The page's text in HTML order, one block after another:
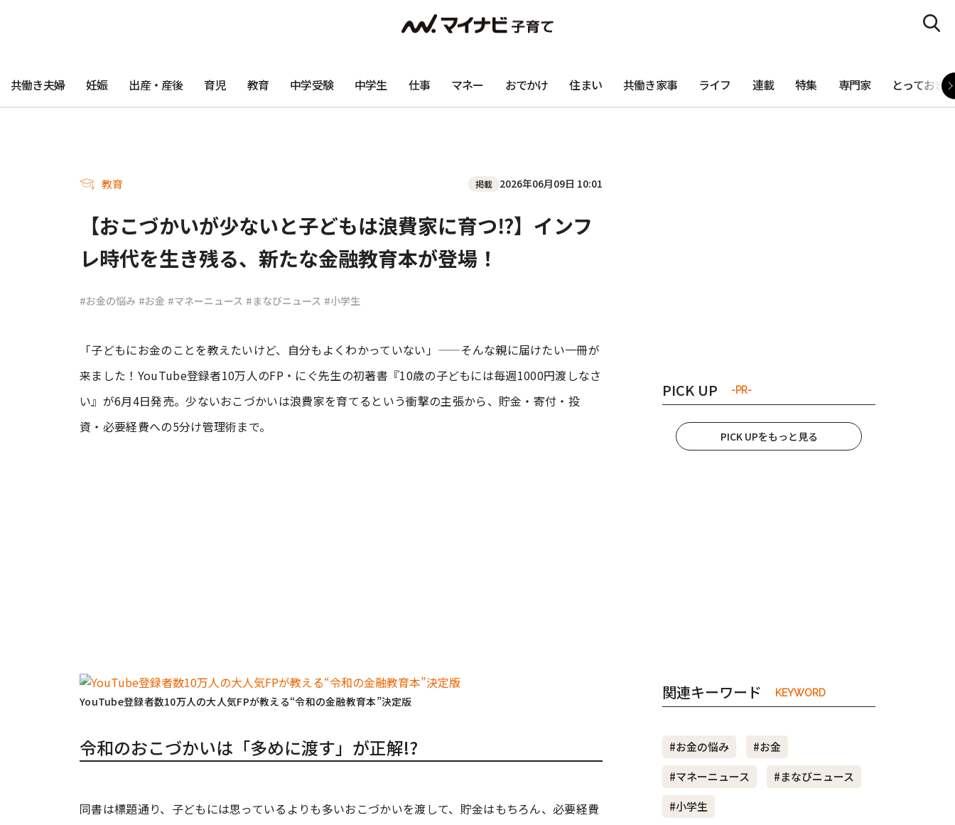
#渡邊大地の令和的ワーパパ道
共働き夫婦 妊娠 出産・産後 育児 教育 中学受験 中学生 仕事 マネー おでかけ 住まい 共働き家事 ライフ 連載 特集 専門家 とっておき
教育 掲載 2026年06月09日 10:01
【おこづかいが少ないと子どもは浪費家に育つ⁉】インフ
レ時代を生き残る、新たな金融教育本が登場！
#お金の悩み #お金 #マネーニュース #まなびニュース #小学生
「子どもにお金のことを教えたいけど、自分もよくわかっていない」——そんな親に届けたい一冊が
来ました！YouTube登録者10万人のFP・にぐ先生の初著書『10歳の子どもには毎週1000円渡しなさ
い』が6月4日発売。少ないおこづかいは浪費家を育てるという衝撃の主張から、貯金・寄付・投
資・必要経費への5分け管理術まで。
YouTube登録者数10万人の大人気FPが教える“令和の金融教育本”決定版
令和のおこづかいは「多めに渡す」が正解!?
同書は標題通り、子どもには思っているよりも多いおこづかいを渡して、貯金はもちろん、必要経費
PICK UP -PR-
PICK UPをもっと見る
関連キーワード KEYWORD
#お金の悩み
#お金
#マネーニュース
#まなびニュース
#小学生